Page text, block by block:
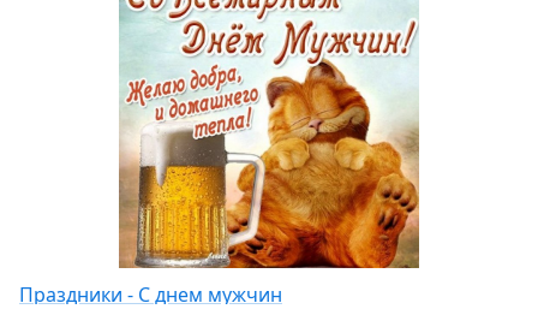
Праздники - С днем мужчин